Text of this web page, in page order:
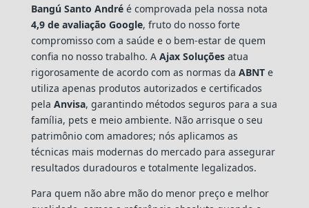
Bangú Santo Andréé comprovada pela nossa nota
4,9 de avaliação Google, fruto do nosso forte
compromisso com a saúde e o bem-estar de quem
confia no nosso trabalho. A Ajax Soluçõesatua
rigorosamente de acordo com as normas da ABNTe
utiliza apenas produtos autorizados e certificados
pela Anvisa, garantindo métodos seguros para a sua
família, pets e meio ambiente. Não arrisque o seu
patrimônio com amadores; nós aplicamos as
técnicas mais modernas do mercado para assegurar
resultados duradouros e totalmente legalizados.
Para quem não abre mão do menor preço e melhor